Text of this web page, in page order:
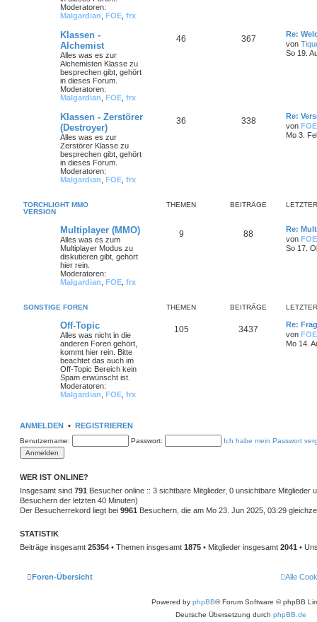
Moderatoren:
Malgardian FOE frx
Klassen -
Alchemist
Alles was es zur
Alchemisten Klasse zu
besprechen gibt, gehört
in dieses Forum.
Moderatoren:
Malgardian FOE frx
46 367
Re:
von
So 19.
Klassen - Zerstörer
(Destroyer)
Alles was es zur
Zerstörer Klasse zu
besprechen gibt, gehört
in dieses Forum.
Moderatoren:
Malgardian FOE frx
36 338
Re:
von FOE
Mo 3.
TORCHLIGHT MMO
VERSION
THEMEN BEITRÄGE
Multiplayer (MMO)
Alles was es zum
Multiplayer Modus zu
diskutieren gibt, gehört
hier rein.
Moderatoren:
Malgardian FOE frx
9 88
Re:
von FOE
So 17.
SONSTIGE FOREN THEMEN BEITRÄGE
Off-Topic
Alles was nicht in die
anderen Foren gehört,
kommt hier rein. Bitte
beachtet das auch im
Off-Topic Bereich kein
Spam erwünscht ist.
Moderatoren:
Malgardian FOE frx
105 3437
Re:
von FOE
Mo 14.
ANMELDEN • REGISTRIEREN
Benutzername: Passwort: Ich habe mein Passwort
WER IST ONLINE?
Insgesamt sind 791 Besucher online :: 3 sichtbare Mitglieder, 0 unsichtbare Mitglieder
Besuchern der letzten 40 Minuten)
Der Besucherrekord liegt bei 9961 Besuchern, die am Mo 23. Jun 2025, 03:29
STATISTIK
Beiträge insgesamt 25354 • Themen insgesamt 1875 • Mitglieder insgesamt 2041 •
Foren-Übersicht Alle
Powered by phpBB® Forum Software © phpBB
Deutsche Übersetzung durch phpBB.de